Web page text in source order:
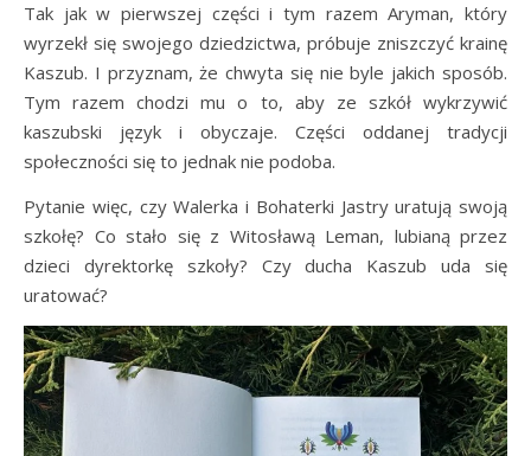
Tak jak w pierwszej części i tym razem Aryman, który
wyrzekł się swojego dziedzictwa, próbuje zniszczyć krainę
Kaszub. I przyznam, że chwyta się nie byle jakich sposób.
Tym razem chodzi mu o to, aby ze szkół wykrzywić
kaszubski język i obyczaje. Części oddanej tradycji
społeczności się to jednak nie podoba.
Pytanie więc, czy Walerka i Bohaterki Jastry uratują swoją
szkołę? Co stało się z Witosławą Leman, lubianą przez
dzieci dyrektorkę szkoły? Czy ducha Kaszub uda się
uratować?